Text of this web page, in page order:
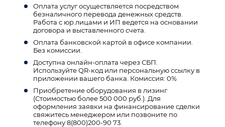
Оплата услуг осуществляется посредством
безналичного перевода денежных средств.
Работа с юр.лицами и ИП ведется на основании
договора и выставленного счета.
Оплата банковской картой в офисе компании.
Без комиссии.
Доступна онлайн-оплата через СБП.
Используйте QR-код или персональную ссылку в
приложении вашего банка. Комиссия: 0%
Приобретение оборудования в лизинг
(Стоимостью более 500 000 руб.). Для
оформления заявки на финансирование сделки
свяжитесь менеджером или позвоните по
телефону 8(800)200-90 73.